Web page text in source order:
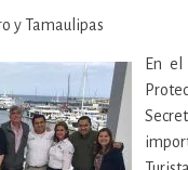
y Tamaulipas
En